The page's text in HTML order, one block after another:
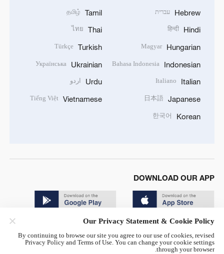
Hebrew עברית
Hindi
हिन्दी
Hungarian
Magyar
Indonesian
Bahasa Indonesia
Italian
Italiano
Japanese
日本語
Korean
한국어
Tamil
தமிழ்
Thai
ไทย
Turkish
Türkçe
Ukrainian
Українська
Urdu اردو
Vietnamese
Tiếng Việt
DOWNLOAD OUR APP
© China Radio International.CRI. All Rights Reserved. 16A
Our Privacy Statement & Cookie Policy
By continuing to browse our site you agree to our use of cookies, revised
Privacy Policy and Terms of Use. You can change your cookie settings
through your browser.